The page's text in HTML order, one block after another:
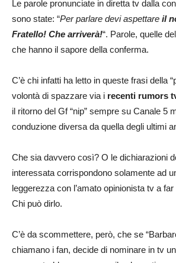
Le parole pronunciate in diretta tv dalla
sono state: “Per parlare devi aspettare il
Fratello! Che arriverà!“. Parole, quelle
che hanno il sapore della conferma.
C’è chi infatti ha letto in queste frasi della
volontà di spazzare via i recenti rumors
il ritorno del Gf “nip” sempre su Canale 5
conduzione diversa da quella degli ultimi
Che sia davvero così? O le dichiarazioni
interessata corrispondono solamente ad
leggerezza con l’amato opinionista tv a
Chi può dirlo.
C’è da scommettere, però, che se
chiamano i fan, decide di nominare in tv